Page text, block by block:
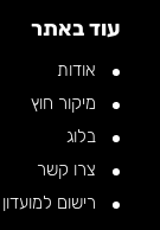
עוד באתר
אודות
מיקור חוץ
בלוג
צרו קשר
רישום